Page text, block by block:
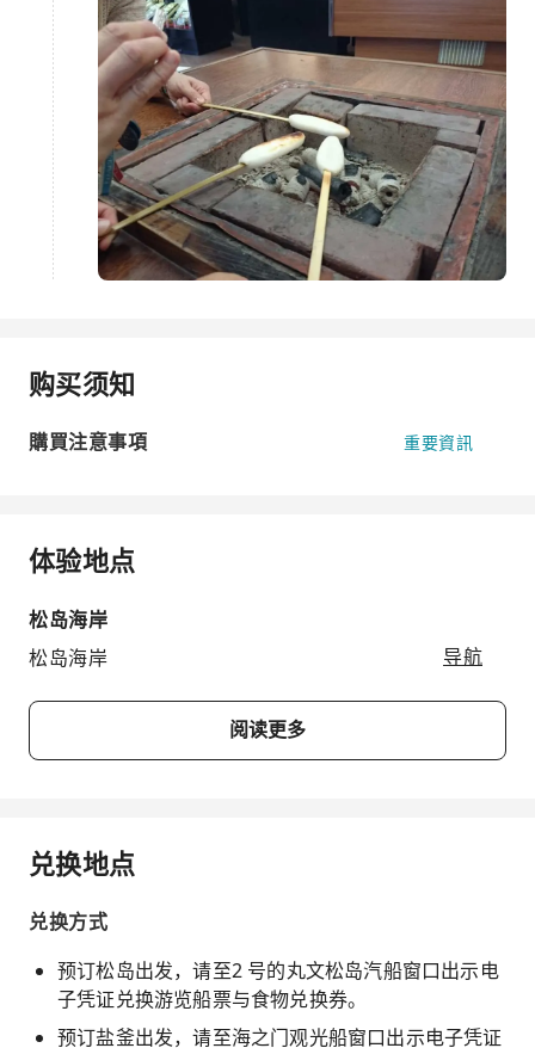
购买须知
購買注意事項 重要資訊
体验地点
松岛海岸
松岛海岸
导航
阅读更多
兑换地点
兑换方式
预订松岛出发，请至2 号的丸文松岛汽船窗口出示电
子凭证兑换游览船票与食物兑换券。
预订盐釜出发，请至海之门观光船窗口出示电子凭证